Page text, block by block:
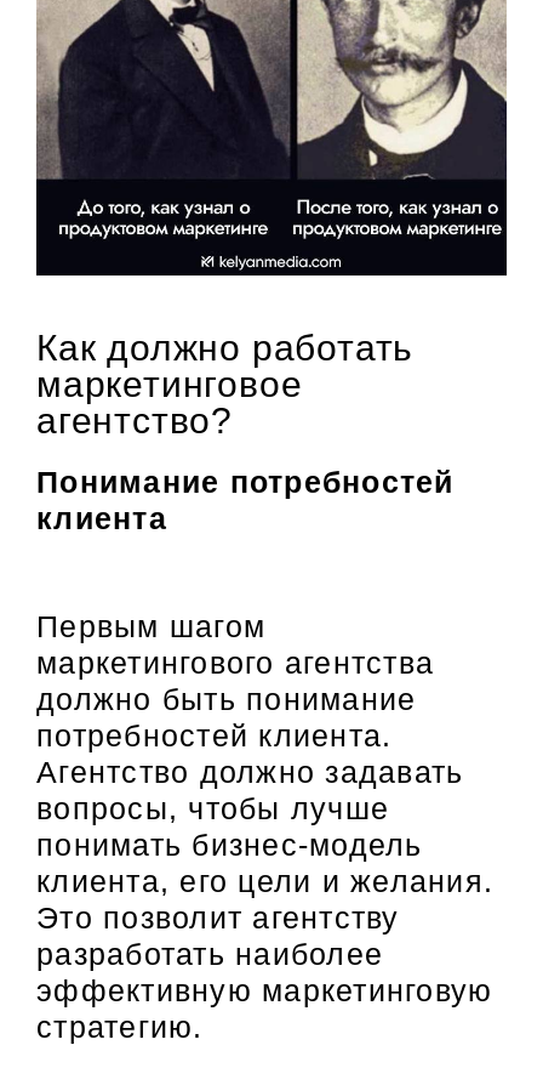
Как должно работать
маркетинговое
агентство?
Понимание потребностей
клиента
Первым шагом
маркетингового агентства
должно быть понимание
потребностей клиента.
Агентство должно задавать
вопросы, чтобы лучше
понимать бизнес-модель
клиента, его цели и желания.
Это позволит агентству
разработать наиболее
эффективную маркетинговую
стратегию.